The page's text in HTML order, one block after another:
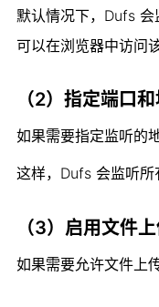
默认情况下，Dufs 会
可以在浏览器中访问
（2）指定端口
如果需要指定监听的
这样，Dufs 会监听所
（3）启用文件
如果需要允许文件上